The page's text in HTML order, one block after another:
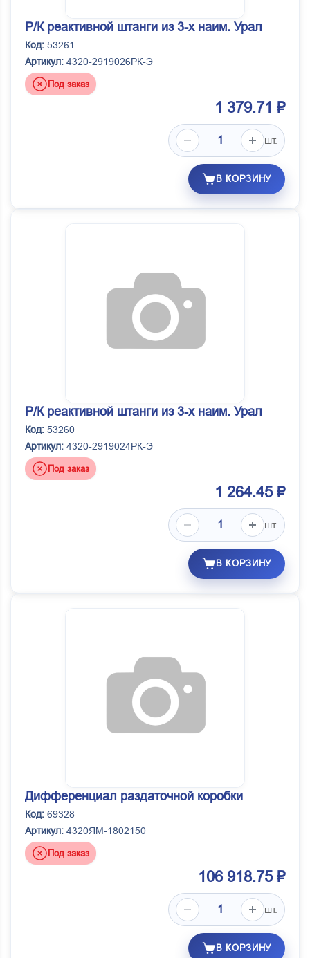
Р/К реактивной штанги из 3-х наим. Урал
Код: 53261
Артикул: 4320-2919026РК-Э
Под заказ
1 379.71 ₽
шт.
В КОРЗИНУ
Р/К реактивной штанги из 3-х наим. Урал
Код: 53260
Артикул: 4320-2919024РК-Э
Под заказ
1 264.45 ₽
шт.
В КОРЗИНУ
Дифференциал раздаточной коробки
Код: 69328
Артикул: 4320ЯМ-1802150
Под заказ
106 918.75 ₽
шт.
В КОРЗИНУ